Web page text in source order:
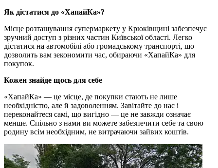
Як дістатися до «ХапайКа»?
Місце розташування супермаркету у Крюківщині забезпечує
зручний доступ з різних частин Київської області. Легко
дістатися на автомобілі або громадському транспорті, що
дозволить вам зекономити час, обираючи «ХапайКа» для
покупок.
Кожен знайде щось для себе
«ХапайКа» — це місце, де покупки стають не лише
необхідністю, але й задоволенням. Завітайте до нас і
переконайтеся самі, що вигідно — це не завжди означає
менше. Спільно з нами ви можете забезпечити себе та свою
родину всім необхідним, не витрачаючи зайвих коштів.